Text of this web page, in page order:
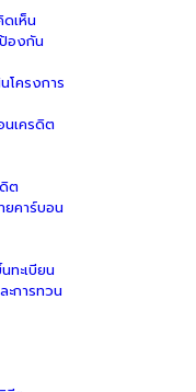
เห็น
องกัน
โครงการ
นเครดิต
ต
ยคาร์บอน
ทะเบียน
ะการทวน